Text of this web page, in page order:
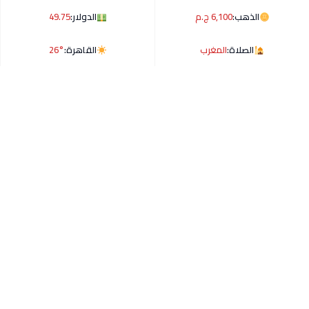
الذهب:6,100 ج.م الدولار:49.75
الصلاة:المغرب القاهرة:26°